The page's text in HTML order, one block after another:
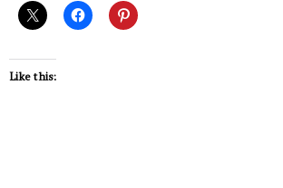
Like this: